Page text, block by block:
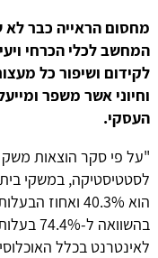
מחסום הראייה כבר לא
המחשב לכלי הכרחי
לקידום ושיפור כל
וחיוני אשר משפר
העסקי.
לסטטיסטיקה, במשקי
לאינטרנט בכלל